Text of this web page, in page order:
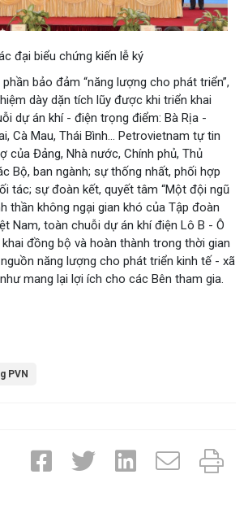
đại biểu chứng kiến lễ ký
bảo đảm “năng lượng cho phát triển”,
dày dặn tích lũy được khi triển khai
dự án khí - điện trọng điểm: Bà Rịa -
Cà Mau, Thái Bình… Petrovietnam tự tin
của Đảng, Nhà nước, Chính phủ, Thủ
Bộ, ban ngành; sự thống nhất, phối hợp
tác; sự đoàn kết, quyết tâm “Một đội ngũ
thần không ngại gian khó của Tập đoàn
Nam, toàn chuỗi dự án khí điện Lô B - Ô
đồng bộ và hoàn thành trong thời gian
năng lượng cho phát triển kinh tế - xã
mang lại lợi ích cho các Bên tham gia.
PVN